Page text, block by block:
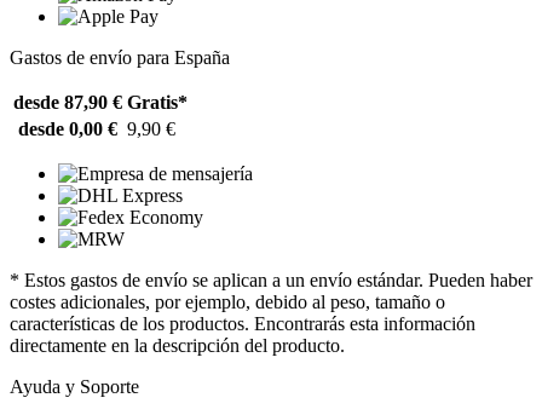
Gastos de envío para España
desde 87,90 € Gratis*
desde 0,00 € 9,90 €
* Estos gastos de envío se aplican a un envío estándar. Pueden haber
costes adicionales, por ejemplo, debido al peso, tamaño o
características de los productos. Encontrarás esta información
directamente en la descripción del producto.
Ayuda y Soporte